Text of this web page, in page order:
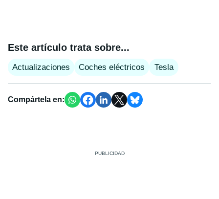
Este artículo trata sobre...
Actualizaciones Coches eléctricos Tesla
Compártela en: